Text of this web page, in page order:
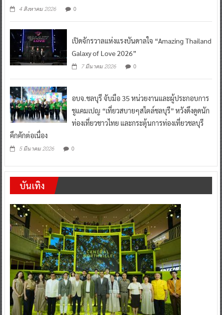
4 สิงหาคม 2026 0
เปิดจักรวาลแห่งแรงบันดาลใจ “Amazing Thailand
Galaxy of Love 2026”
7 มีนาคม 2026 0
อบจ.ชลบุรี จับมือ 35 หน่วยงานและผู้ประกอบการ
ชูแคมเปญ “เที่ยวสบายๆสไตล์ชลบุรี” หวังดึงดูดนัก
ท่องเที่ยวชาวไทย และกระตุ้นการท่องเที่ยวชลบุรี
คึกคักต่อเนื่อง
5 มีนาคม 2026 0
บันเทิง